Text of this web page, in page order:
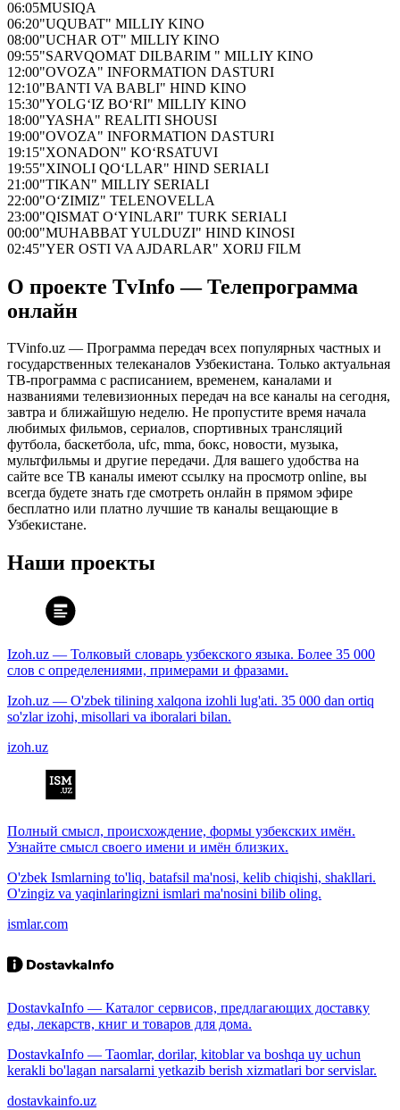
06:05MUSIQA
06:20"UQUBAT" MILLIY KINO
08:00"UCHAR OT" MILLIY KINO
09:55"SARVQOMAT DILBARIM " MILLIY KINO
12:00"OVOZA" INFORMATION DASTURI
12:10"BANTI VA BABLI" HIND KINO
15:30"YOLG‘IZ BO‘RI" MILLIY KINO
18:00"YASHA" REALITI SHOUSI
19:00"OVOZA" INFORMATION DASTURI
19:15"XONADON" KO‘RSATUVI
19:55"XINOLI QO‘LLAR" HIND SERIALI
21:00"TIKAN" MILLIY SERIALI
22:00"O‘ZIMIZ" TELENOVELLA
23:00"QISMAT O‘YINLARI" TURK SERIALI
00:00"MUHABBAT YULDUZI" HIND KINOSI
02:45"YER OSTI VA AJDARLAR" XORIJ FILM
О проекте TvInfo — Телепрограмма
онлайн
TVinfo.uz — Программа передач всех популярных частных и
государственных телеканалов Узбекистана. Только актуальная
ТВ-программа с расписанием, временем, каналами и
названиями телевизионных передач на все каналы на сегодня,
завтра и ближайшую неделю. Не пропустите время начала
любимых фильмов, сериалов, спортивных трансляций
футбола, баскетбола, ufc, mma, бокс, новости, музыка,
мультфильмы и другие передачи. Для вашего удобства на
сайте все ТВ каналы имеют ссылку на просмотр online, вы
всегда будете знать где смотреть онлайн в прямом эфире
бесплатно или платно лучшие тв каналы вещающие в
Узбекистане.
Наши проекты
Izoh.uz — Толковый словарь узбекского языка. Более 35 000
слов с определениями, примерами и фразами.
Izoh.uz — O'zbek tilining xalqona izohli lug'ati. 35 000 dan ortiq
so'zlar izohi, misollari va iboralari bilan.
izoh.uz
Полный смысл, происхождение, формы узбекских имён.
Узнайте смысл своего имени и имён близких.
O'zbek Ismlarning to'liq, batafsil ma'nosi, kelib chiqishi, shakllari.
O'zingiz va yaqinlaringizni ismlari ma'nosini bilib oling.
ismlar.com
DostavkaInfo — Каталог сервисов, предлагающих доставку
еды, лекарств, книг и товаров для дома.
DostavkaInfo — Taomlar, dorilar, kitoblar va boshqa uy uchun
kerakli bo'lagan narsalarni yetkazib berish xizmatlari bor servislar.
dostavkainfo.uz